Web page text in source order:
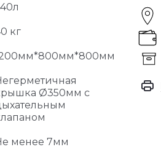
кг
Ø350мм с
менее 7мм